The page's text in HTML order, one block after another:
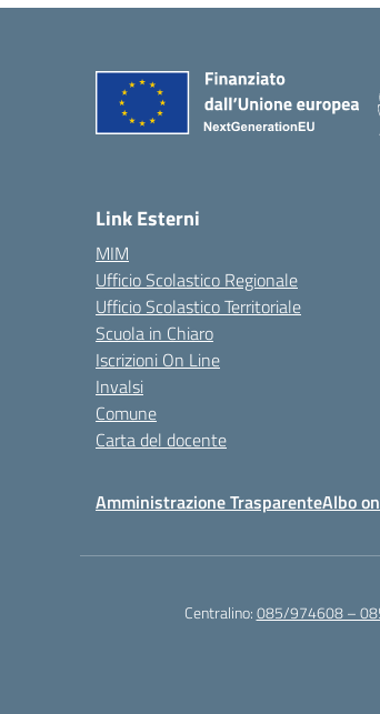
Link Esterni
MIM
Ufficio Scolastico Regionale
Ufficio Scolastico Territoriale
Scuola in Chiaro
Iscrizioni On Line
Invalsi
Comune
Carta del docente
Amministrazione TrasparenteAlbo
Centralino:085/974608 –